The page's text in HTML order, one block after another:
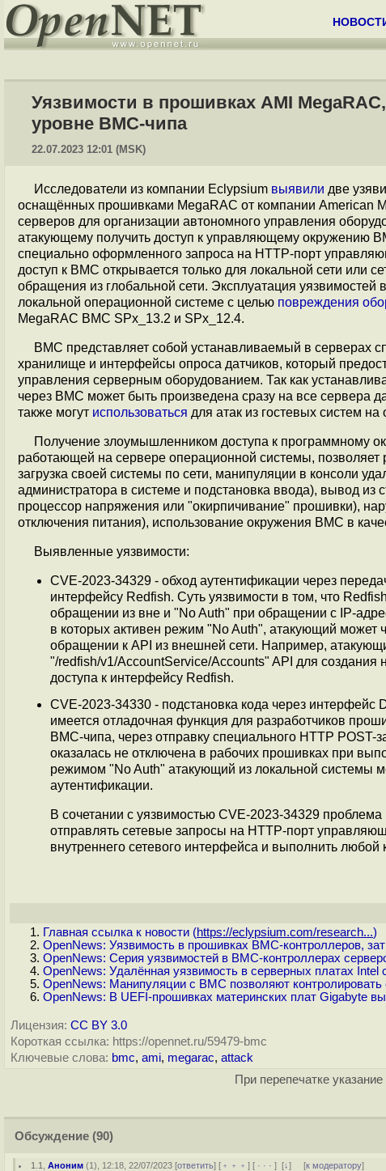
Уязвимости в прошивках AMI
уровне BMC-чипа
22.07.2023 12:01 (MSK)
Исследователи из компании Eclypsium выявили две
оснащённых прошивками MegaRAC от компании American
серверов для организации автономного управления
атакующему получить доступ к управляющему окружению
специально оформленного запроса на HTTP-порт
доступ к BMC открывается только для локальной сети или
обращения из глобальной сети. Эксплуатация
локальной операционной системе с целью повреждения
MegaRAC BMC SPx_13.2 и SPx_12.4.
BMC представляет собой устанавливаемый в
хранилище и интерфейсы опроса датчиков, который
управления серверным оборудованием. Так как
через BMC может быть произведена сразу на все сервера
также могут использоваться для атак из гостевых систем
Получение злоумышленником доступа к программному
работающей на сервере операционной системы, позволяет
загрузка своей системы по сети, манипуляции в консоли
администратора в системе и подстановка ввода), вывод
процессор напряжения или "окирпичивание" прошивки),
отключения питания), использование окружения BMC в
Выявленные уязвимости:
CVE-2023-34329 - обход аутентификации через
интерфейсу Redfish. Суть уязвимости в том, что
обращении из вне и "No Auth" при обращении с IP-
в которых активен режим "No Auth", атакующий
обращении к API из внешней сети. Например,
"/redfish/v1/AccountService/Accounts" API для создания
доступа к интерфейсу Redfish.
CVE-2023-34330 - подстановка кода через интерфейс
имеется отладочная функция для разработчиков
BMC-чипа, через отправку специального HTTP
оказалась не отключена в рабочих прошивках при
режимом "No Auth" атакующий из локальной системы
аутентификации.
В сочетании с уязвимостью CVE-2023-34329
отправлять сетевые запросы на HTTP-порт
внутреннего сетевого интерфейса и выполнить
Главная ссылка к новости (https://eclypsium.com/research...)
OpenNews: Уязвимость в прошивках BMC-контроллеров,
OpenNews: Серия уязвимостей в BMC-контроллерах
OpenNews: Удалённая уязвимость в серверных платах Intel
OpenNews: Манипуляции с BMC позволяют
OpenNews: В UEFI-прошивках материнских плат Gigabyte
Лицензия: CC BY 3.0
Короткая ссылка: https://opennet.ru/59479-bmc
Ключевые слова: bmc, ami, megarac, attack
При перепечатке
Обсуждение (90)
1.1 ,Аноним (1), 12:18, 22/07/2023 [ответить] [ ﹢﹢﹢] [ · · ·][↓] [к модератору]